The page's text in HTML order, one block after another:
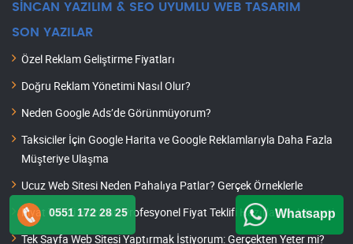
SİNCAN YAZILIM & SEO UYUMLU WEB TASARIM
SON YAZILAR
Özel Reklam Geliştirme Fiyatları
Doğru Reklam Yönetimi Nasıl Olur?
Neden Google Ads’de Görünmüyorum?
Taksiciler İçin Google Harita ve Google Reklamlarıyla Daha Fazla
Müşteriye Ulaşma
Ucuz Web Sitesi Neden Pahalıya Patlar? Gerçek Örneklerle
Fiyat Teklifi Hazırlat: Profesyonel Fiyat Teklifi Hazırlatma Hizmeti
Tek Sayfa Web Sitesi Yaptırmak İstiyorum: Gerçekten Yeter mi?
0551 172 28 25 Whatsapp